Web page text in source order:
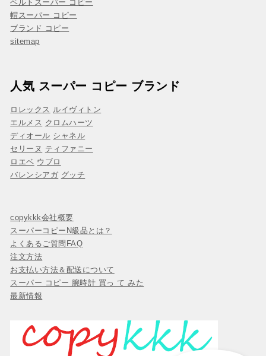
ベルトスーパー コピー
帽スーパー コピー
ブランド コピー
sitemap
人気 スーパー コピー ブランド
ロレックス ルイヴィトン
エルメス クロムハーツ
ディオール シャネル
セリーヌ ティファニー
ロエベ ウブロ
バレンシアガ グッチ
copykkk会社概要
スーパーコピーN級品とは？
よくあるご質問FAQ
注文方法
お支払い方法＆配送について
スーパー コピー 腕時計 買っ て みた
最新情報